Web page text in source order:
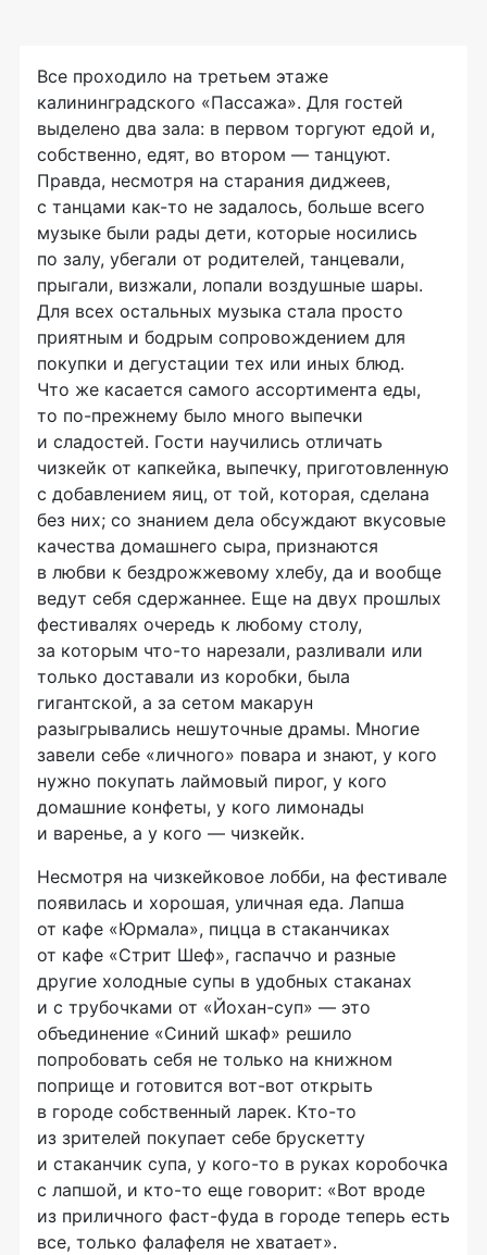
Все проходило на третьем этаже
калининградского «Пассажа». Для гостей
выделено два зала: в первом торгуют едой и,
собственно, едят, во втором — танцуют.
Правда, несмотря на старания диджеев,
с танцами как-то не задалось, больше всего
музыке были рады дети, которые носились
по залу, убегали от родителей, танцевали,
прыгали, визжали, лопали воздушные шары.
Для всех остальных музыка стала просто
приятным и бодрым сопровождением для
покупки и дегустации тех или иных блюд.
Что же касается самого ассортимента еды,
то по-прежнему было много выпечки
и сладостей. Гости научились отличать
чизкейк от капкейка, выпечку, приготовленную
с добавлением яиц, от той, которая, сделана
без них; со знанием дела обсуждают вкусовые
качества домашнего сыра, признаются
в любви к бездрожжевому хлебу, да и вообще
ведут себя сдержаннее. Еще на двух прошлых
фестивалях очередь к любому столу,
за которым что-то нарезали, разливали или
только доставали из коробки, была
гигантской, а за сетом макарун
разыгрывались нешуточные драмы. Многие
завели себе «личного» повара и знают, у кого
нужно покупать лаймовый пирог, у кого
домашние конфеты, у кого лимонады
и варенье, а у кого — чизкейк.
Несмотря на чизкейковое лобби, на фестивале
появилась и хорошая, уличная еда. Лапша
от кафе «Юрмала», пицца в стаканчиках
от кафе «Стрит Шеф», гаспаччо и разные
другие холодные супы в удобных стаканах
и с трубочками от «Йохан-суп» — это
объединение «Синий шкаф» решило
попробовать себя не только на книжном
поприще и готовится вот-вот открыть
в городе собственный ларек. Кто-то
из зрителей покупает себе брускетту
и стаканчик супа, у кого-то в руках коробочка
с лапшой, и кто-то еще говорит: «Вот вроде
из приличного фаст-фуда в городе теперь есть
все, только фалафеля не хватает».